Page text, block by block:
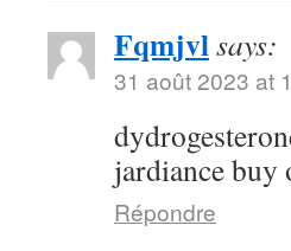
Fqmjvlsays:
31 août 2023 at
jardiance buy
Répondre